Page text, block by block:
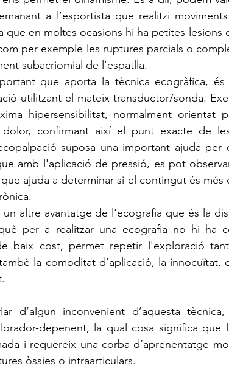
a l’esportista que realitzi
que en moltes ocasions hi ha petites lesions
per exemple les ruptures parcials o
subacriomial de l’espatlla.
utilitzant el mateix transductor/sonda.
hipersensibilitat, normalment orientat
confirmant així el punt exacte de
suposa una important ajuda per
amb l'aplicació de pressió, es pot
ajuda a determinar si el contingut és més
per a realitzar una ecografia no hi ha
baix cost, permet repetir l'exploració
la comoditat d'aplicació, la innocuïtat,
depenent, la qual cosa significa que
i requereix una corba d’aprenentatge
òssies o intraarticulars.